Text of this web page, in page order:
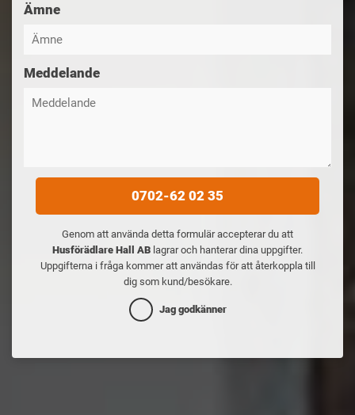
Ämne
Meddelande
0702-62 02 35
Genom att använda detta formulär accepterar du att
Husförädlare Hall AB lagrar och hanterar dina uppgifter.
Uppgifterna i fråga kommer att användas för att återkoppla till
dig som kund/besökare.
Jag godkänner